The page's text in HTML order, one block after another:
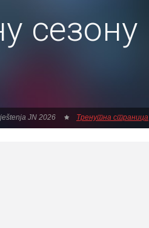
сезону
JN 2026 Тренутна страница